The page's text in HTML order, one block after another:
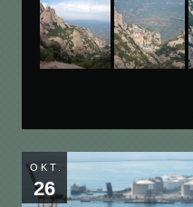
OKT.
26